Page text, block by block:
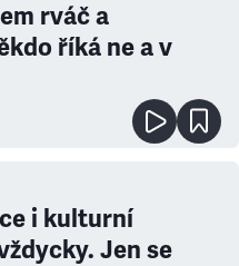
rváč a
říká ne a v
i kulturní
Jen se